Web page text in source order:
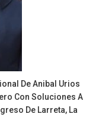
De Anibal Urios
Con Soluciones A
De Larreta, La